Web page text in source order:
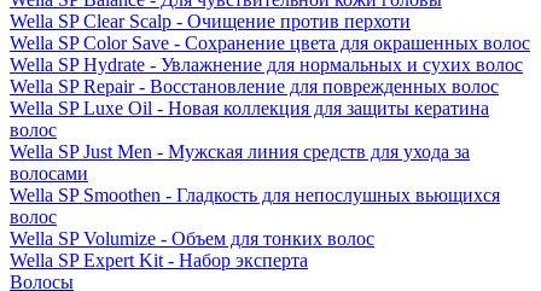
Wella SP Clear Scalp - Очищение против перхоти
Wella SP Color Save - Сохранение цвета для окрашенных волос
Wella SP Hydrate - Увлажнение для нормальных и сухих волос
Wella SP Repair - Восстановление для поврежденных волос
Wella SP Luxe Oil - Новая коллекция для защиты кератина
волос
Wella SP Just Men - Мужская линия средств для ухода за
волосами
Wella SP Smoothen - Гладкость для непослушных вьющихся
волос
Wella SP Volumize - Объем для тонких волос
Wella SP Expert Kit - Набор эксперта
Волосы